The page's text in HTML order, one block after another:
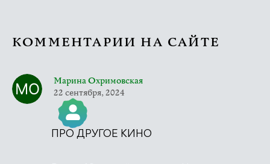
КОММЕНТАРИИ НА САЙТЕ
Марина Охримовская
22 сентября, 2024
ПРО ДРУГОЕ КИНО